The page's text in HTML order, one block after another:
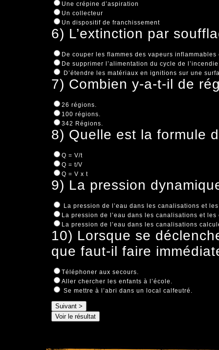
Une crépine d’aspiration
Un collecteur
Un dispositif de franchissement
6) L’extinction par
De couper les flammes des vapeurs
De supprimer l’alimentation du cycle de
D’étendre les matériaux en ignitions sur une
7) Combien y-a-t-il de
26 régions.
100 régions.
342 Régions.
8) Quelle est la formule
Q = V/t
Q = t/V
Q = V x t
9) La pression
La pression de l’eau dans les canalisations et
La pression de l’eau dans les canalisations et
La pression de l’eau dans les canalisations
10) Lorsque se
que faut-il faire
Téléphoner aux secours.
Aller chercher les enfants à l’école.
Se mettre à l’abri dans un local calfeutré.